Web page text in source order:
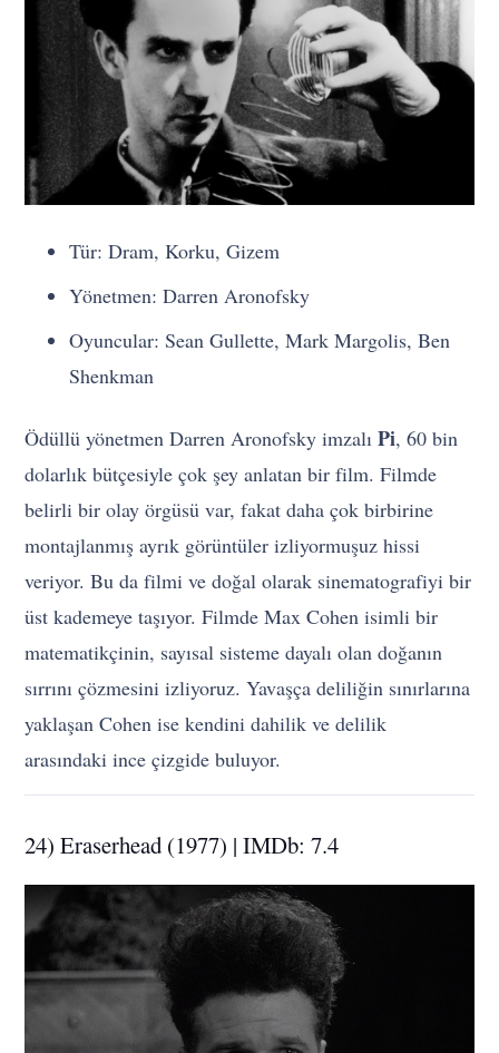
Tür: Dram, Korku, Gizem
Yönetmen: Darren Aronofsky
Oyuncular: Sean Gullette, Mark Margolis, Ben
Shenkman
Ödüllü yönetmen Darren Aronofsky imzalıPi, 60 bin
dolarlık bütçesiyle çok şey anlatan bir film. Filmde
belirli bir olay örgüsü var, fakat daha çok birbirine
montajlanmış ayrık görüntüler izliyormuşuz hissi
veriyor. Bu da filmi ve doğal olarak sinematografiyi bir
üst kademeye taşıyor. Filmde Max Cohen isimli bir
matematikçinin, sayısal sisteme dayalı olan doğanın
sırrını çözmesini izliyoruz. Yavaşça deliliğin sınırlarına
yaklaşan Cohen ise kendini dahilik ve delilik
arasındaki ince çizgide buluyor.
24) Eraserhead (1977) | IMDb: 7.4